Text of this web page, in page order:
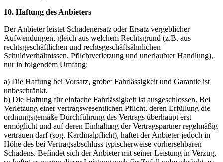
10. Haftung des Anbieters
Der Anbieter leistet Schadenersatz oder Ersatz vergeblicher
Aufwendungen, gleich aus welchem Rechtsgrund (z.B. aus
rechtsgeschäftlichen und rechtsgeschäftsähnlichen
Schuldverhältnissen, Pflichtverletzung und unerlaubter Handlung),
nur in folgendem Umfang:
a) Die Haftung bei Vorsatz, grober Fahrlässigkeit und Garantie ist
unbeschränkt.
b) Die Haftung für einfache Fahrlässigkeit ist ausgeschlossen. Bei
Verletzung einer vertragswesentlichen Pflicht, deren Erfüllung die
ordnungsgemäße Durchführung des Vertrags überhaupt erst
ermöglicht und auf deren Einhaltung der Vertragspartner regelmäßig
vertrauen darf (sog. Kardinalpflicht), haftet der Anbieter jedoch in
Höhe des bei Vertragsabschluss typischerweise vorhersehbaren
Schadens. Befindet sich der Anbieter mit seiner Leistung in Verzug,